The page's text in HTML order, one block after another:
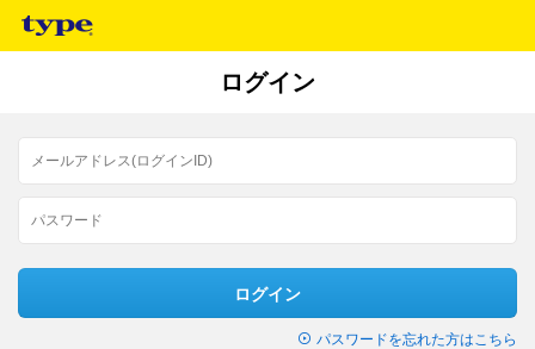
ログイン
ログイン
パスワードを忘れた方はこちら